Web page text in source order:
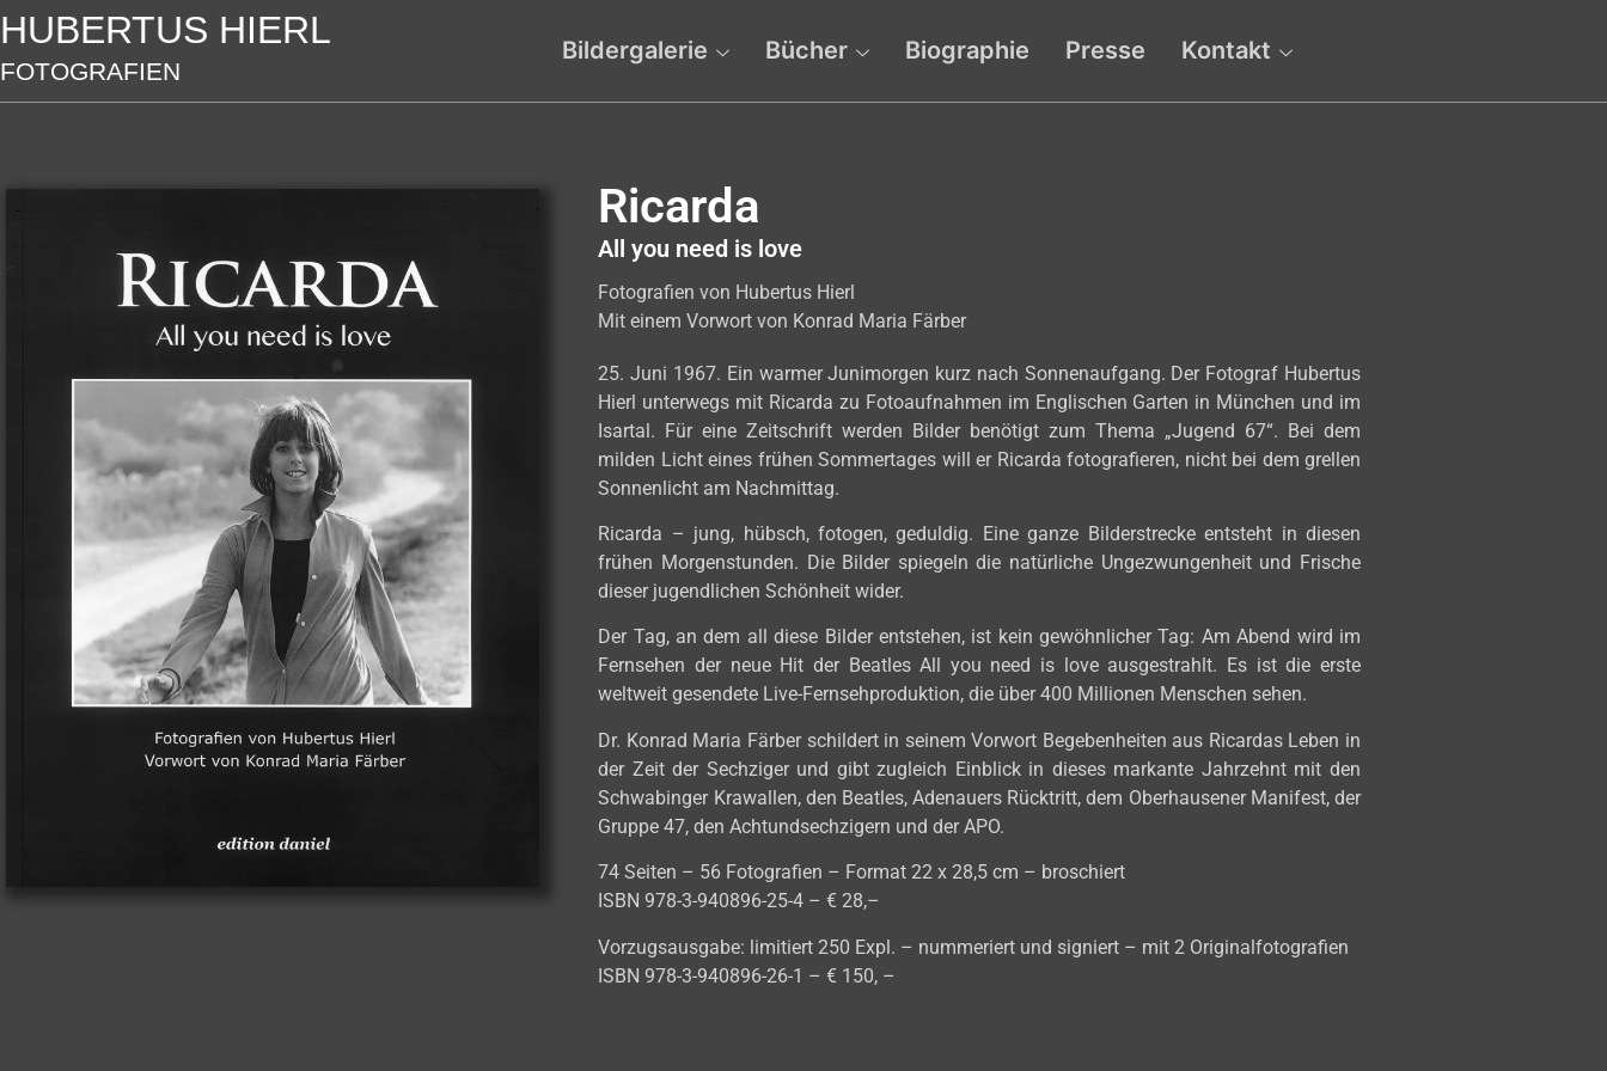
HUBERTUS HIERL
FOTOGRAFIEN
Bildergalerie Bücher Biographie Presse Kontakt
Ricarda
All you need is love
Fotografien von Hubertus Hierl
Mit einem Vorwort von Konrad Maria Färber
25. Juni 1967. Ein warmer Junimorgen kurz nach Sonnenaufgang. Der Fotograf Hubertus
Hierl unterwegs mit Ricarda zu Fotoaufnahmen im Englischen Garten in München und im
Isartal. Für eine Zeitschrift werden Bilder benötigt zum Thema „Jugend 67“. Bei dem
milden Licht eines frühen Sommertages will er Ricarda fotografieren, nicht bei dem grellen
Sonnenlicht am Nachmittag.
Ricarda – jung, hübsch, fotogen, geduldig. Eine ganze Bilderstrecke entsteht in diesen
frühen Morgenstunden. Die Bilder spiegeln die natürliche Ungezwungenheit und Frische
dieser jugendlichen Schönheit wider.
Der Tag, an dem all diese Bilder entstehen, ist kein gewöhnlicher Tag: Am Abend wird im
Fernsehen der neue Hit der Beatles All you need is love ausgestrahlt. Es ist die erste
weltweit gesendete Live-Fernsehproduktion, die über 400 Millionen Menschen sehen.
Dr. Konrad Maria Färber schildert in seinem Vorwort Begebenheiten aus Ricardas Leben in
der Zeit der Sechziger und gibt zugleich Einblick in dieses markante Jahrzehnt mit den
Schwabinger Krawallen, den Beatles, Adenauers Rücktritt, dem Oberhausener Manifest, der
Gruppe 47, den Achtundsechzigern und der APO.
74 Seiten – 56 Fotografien – Format 22 x 28,5 cm – broschiert
ISBN 978-3-940896-25-4 – € 28,–
Vorzugsausgabe: limitiert 250 Expl. – nummeriert und signiert – mit 2 Originalfotografien
ISBN 978-3-940896-26-1 – € 150, –